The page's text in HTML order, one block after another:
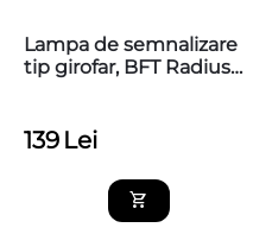
Lampa de semnalizare
tip girofar, BFT Radius
139 Lei